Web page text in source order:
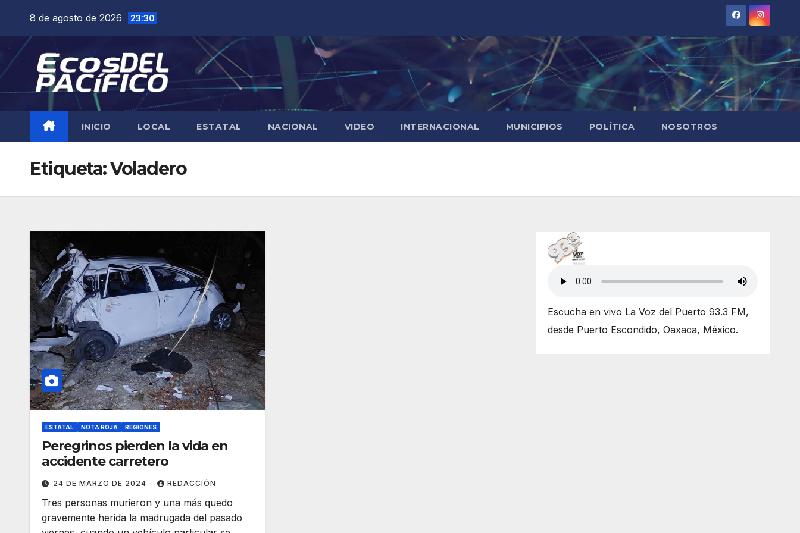
contenido
8 de agosto de 2026 23:30
INICIO LOCAL ESTATAL NACIONAL VIDEO INTERNACIONAL MUNICIPIOS POLÍTICA NOSOTROS
Etiqueta:Voladero
ESTATAL NOTA ROJA REGIONES
Peregrinos pierden la vida en
accidente carretero
24 DE MARZO DE 2024 REDACCIÓN
Tres personas murieron y una más quedo
gravemente herida la madrugada del pasado
Escucha en vivo La Voz del Puerto 93.3 FM,
desde Puerto Escondido, Oaxaca, México.